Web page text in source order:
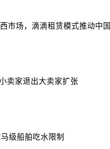
市场，滴滴租赁模式推动中
卖家退出大卖家扩张
级船舶吃水限制